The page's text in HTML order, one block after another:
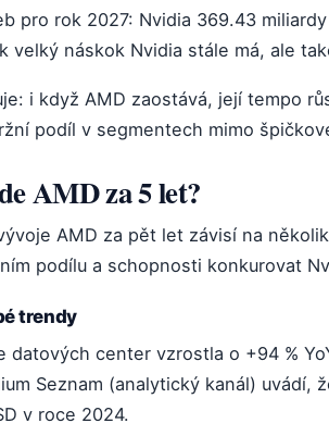
pro rok 2027: Nvidia 369.43
velký náskok Nvidia stále má, ale
i když AMD zaostává, její tempo
podíl v segmentech mimo
AMD za 5 let?
AMD za pět let závisí na
podílu a schopnosti konkurovat
trendy
datových center vzrostla o +94 %
Seznam (analytický kanál) uvádí,
v roce 2024.